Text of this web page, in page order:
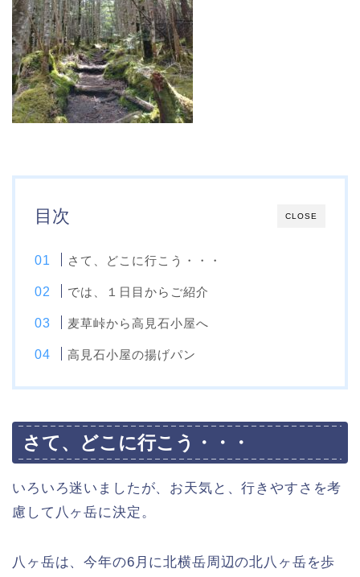
CLOSE
目次
さて、どこに行こう・・・
では、１日目からご紹介
麦草峠から高見石小屋へ
高見石小屋の揚げパン
さて、どこに行こう・・・
いろいろ迷いましたが、お天気と、行きやすさを考
慮して八ヶ岳に決定。
八ヶ岳は、今年の6月に北横岳周辺の北八ヶ岳を歩